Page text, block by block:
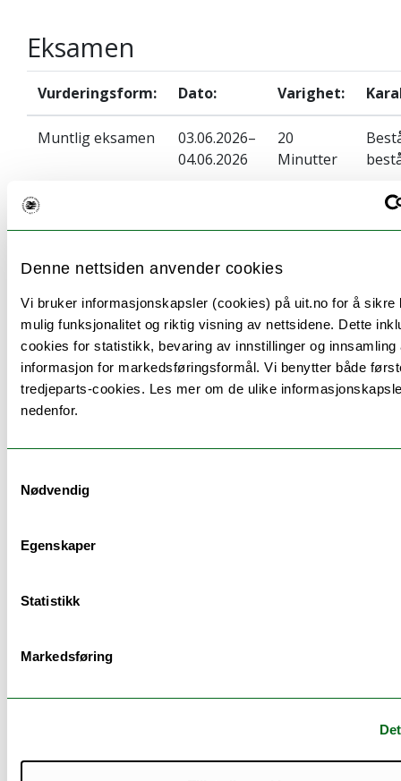
Denne nettsiden anvender cookies
Vi bruker informasjonskapsler (cookies) på uit.no for å sikre
mulig funksjonalitet og riktig visning av nettsidene. Dette
cookies for statistikk, bevaring av innstillinger og innsamling
informasjon for markedsføringsformål. Vi benytter både
tredjeparts-cookies. Les mer om de ulike
nedenfor.
Nødvendig
Egenskaper
Statistikk
Markedsføring
Eksamen
Vurderingsform: Dato: Varighet:
Muntlig eksamen
03.06.2026–
04.06.2026
20
Minutter
Praktisk
Obligatoriske arbeidskrav:
Følgende arbeidskrav må være gjennomført og
man kan framstille seg til eksamen:
Arbeidskrav
UiTs samleside om eksamen
Emnets arbeidskrav er følgende:
på fire av fem felles prosjektgjennomganger